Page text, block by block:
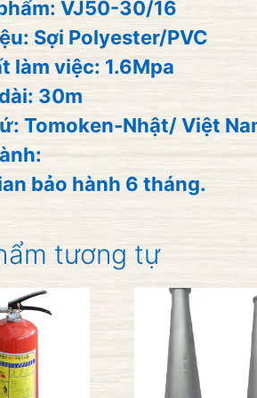
VJ50-30/16
Sợi Polyester/PVC
làm việc: 1.6Mpa
30m
Tomoken-Nhật/ Việt
bảo hành 6 tháng.
tương tự